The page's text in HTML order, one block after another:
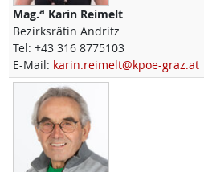
Mag.a Karin Reimelt
Bezirksrätin Andritz
Tel: +43 316 8775103
E-Mail: karin.reimelt@kpoe-graz.at